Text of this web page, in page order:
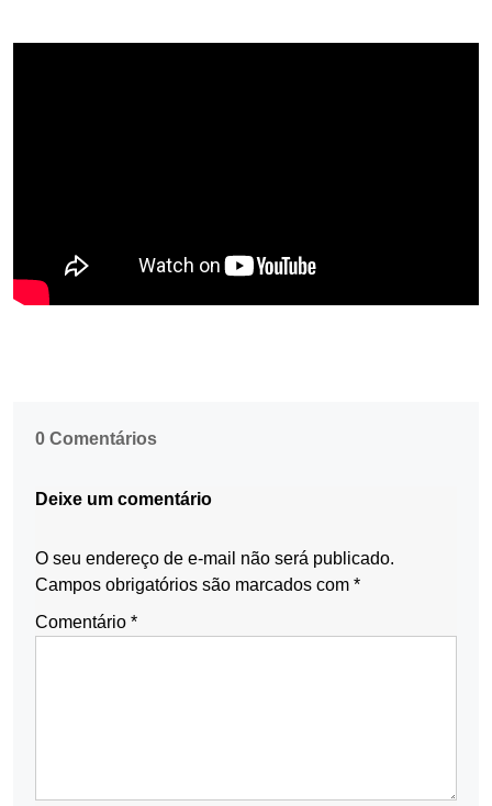
0 Comentários
Deixe um comentário
O seu endereço de e-mail não será publicado.
Campos obrigatórios são marcados com *
Comentário *